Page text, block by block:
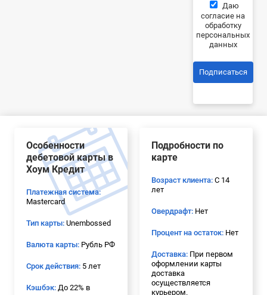
Даю
согласие на
обработку
персональных
данных
Подписаться
Особенности
дебетовой карты в
Хоум Кредит
Платежная система:
Mastercard
Тип карты: Unembossed
Валюта карты: Рубль РФ
Срок действия: 5 лет
Кэшбэк: До 22% в
Подробности по
карте
Возраст клиента: С 14
лет
Овердрафт: Нет
Процент на остаток: Нет
Доставка: При первом
оформлении карты
доставка
осуществляется
курьером.